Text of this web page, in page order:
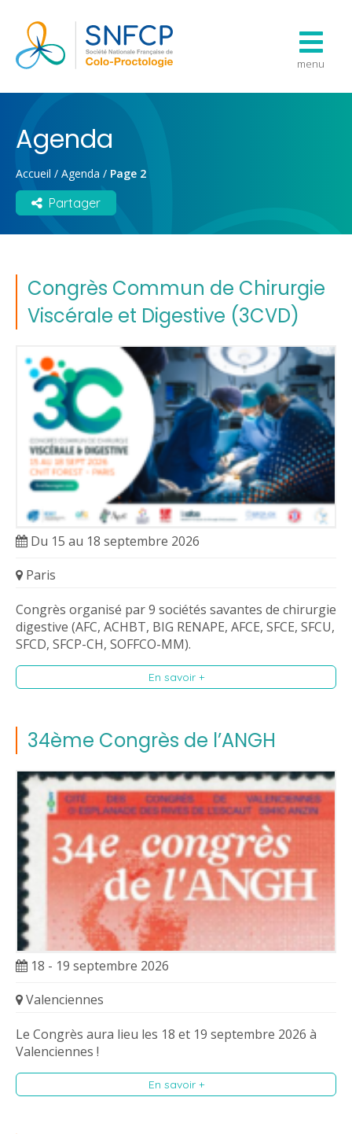
menu
Agenda
Accueil / Agenda / Page 2
Partager
Congrès Commun de Chirurgie
Viscérale et Digestive (3CVD)
Du 15 au 18 septembre 2026
Paris
Congrès organisé par 9 sociétés savantes de chirurgie
digestive (AFC, ACHBT, BIG RENAPE, AFCE, SFCE, SFCU,
SFCD, SFCP-CH, SOFFCO-MM).
En savoir +
34ème Congrès de l’ANGH
18 - 19 septembre 2026
Valenciennes
Le Congrès aura lieu les 18 et 19 septembre 2026 à
Valenciennes !
En savoir +